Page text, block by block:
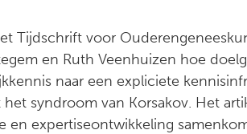
Tijdschrift voor
en Ruth Veenhuizen hoe
naar een expliciete
syndroom van Korsakov. Het
expertiseontwikkeling